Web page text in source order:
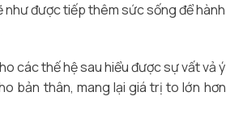
như được tiếp thêm sức sống để hành
các thế hệ sau hiểu được sự vất vả ý
bản thân, mang lại giá trị to lớn hơn